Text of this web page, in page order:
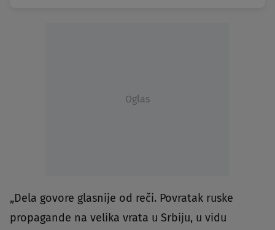
Oglas
„Dela govore glasnije od reči. Povratak ruske
propagande na velika vrata u Srbiju, u vidu